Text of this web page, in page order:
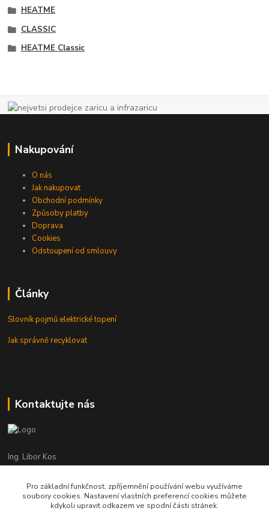
HEATME
CLASSIC
HEATME Classic
Nakupování
O nás
Jak nakupovat
Obchodní podmínky
Způsoby platby
Doprava
Cookies
Odstoupení od smlouvy
Články
Slovník pojmů elektrické topení
Jak správně recyklovat
Kontaktujte nás
Ing. Libor Kos
+420 601 555 225
(Po-Pá: 8-17:00 hod.)
info@infrasystemy.cz
Pro základní funkčnost, zpříjemnění používání webu využíváme
soubory cookies. Nastavení vlastních preferencí cookies můžete
kdykoli upravit odkazem ve spodní části stránek.